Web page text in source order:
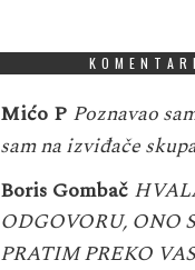
KOMENTARI
Mićo P Poznavao
sam na izviđače
Boris Gombač
ODGOVORU, ONO
PRATIM PREKO